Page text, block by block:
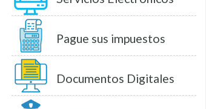
Pague sus impuestos
Documentos Digitales